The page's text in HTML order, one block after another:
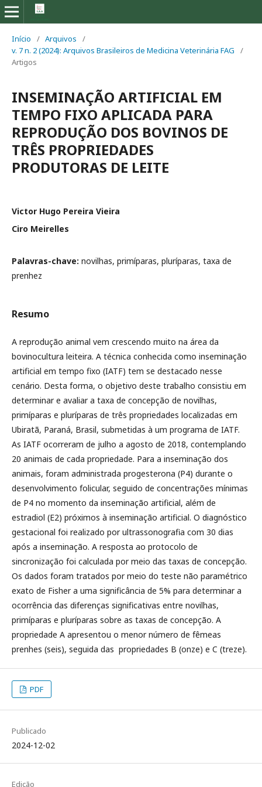
Início / Arquivos
/
v. 7 n. 2 (2024): Arquivos Brasileiros de Medicina Veterinária FAG
/
Artigos
INSEMINAÇÃO ARTIFICIAL EM
TEMPO FIXO APLICADA PARA
REPRODUÇÃO DOS BOVINOS DE
TRÊS PROPRIEDADES
PRODUTORAS DE LEITE
Victor Hugo Pereira Vieira
Ciro Meirelles
Palavras-chave: novilhas, primíparas, pluríparas, taxa de
prenhez
Resumo
A reprodução animal vem crescendo muito na área da
bovinocultura leiteira. A técnica conhecida como inseminação
artificial em tempo fixo (IATF) tem se destacado nesse
cenário. Desta forma, o objetivo deste trabalho consistiu em
determinar e avaliar a taxa de concepção de novilhas,
primíparas e pluríparas de três propriedades localizadas em
Ubiratã, Paraná, Brasil, submetidas à um programa de IATF.
As IATF ocorreram de julho a agosto de 2018, contemplando
20 animais de cada propriedade. Para a inseminação dos
animais, foram administrada progesterona (P4) durante o
desenvolvimento folicular, seguido de concentrações mínimas
de P4 no momento da inseminação artificial, além de
estradiol (E2) próximos à inseminação artificial. O diagnóstico
gestacional foi realizado por ultrassonografia com 30 dias
após a inseminação. A resposta ao protocolo de
sincronização foi calculada por meio das taxas de concepção.
Os dados foram tratados por meio do teste não paramétrico
exato de Fisher a uma significância de 5% para determinar a
ocorrência das diferenças significativas entre novilhas,
primíparas e pluríparas sobre as taxas de concepção. A
propriedade A apresentou o menor número de fêmeas
prenhes (seis), seguida das propriedades B (onze) e C (treze).
PDF
Publicado
2024-12-02
Edição